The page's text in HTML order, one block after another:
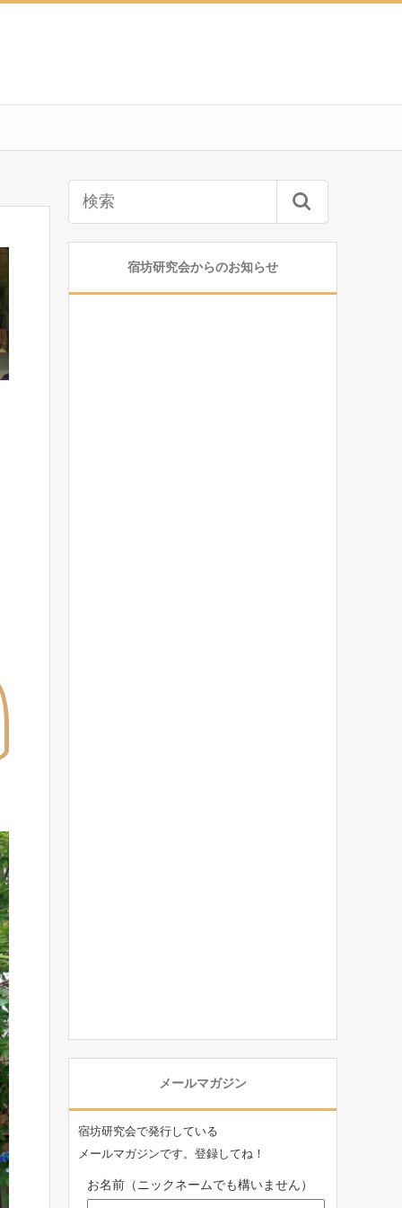
宿坊研究会からのお知らせ
メールマガジン
宿坊研究会で発行している
メールマガジンです。登録してね！
お名前（ニックネームでも構いません）